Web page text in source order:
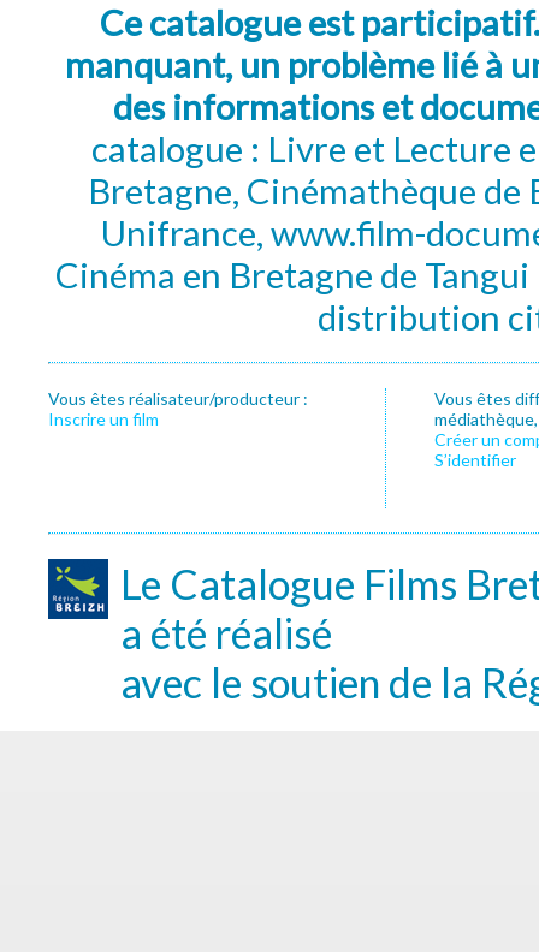
Ce catalogue est
manquant, un problème lié à
des informations et
catalogue : Livre et Lecture
Bretagne, Cinémathèque de
Unifrance, www.film-
Cinéma en Bretagne de
distribution
Vous êtes réalisateur/producteur :
Inscrire un film
Vous êtes
Créer un
S’identifier
Le Catalogue Films
a été réalisé
avec le soutien de la